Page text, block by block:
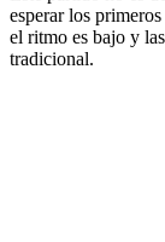
esperar los
el ritmo es bajo y
tradicional.